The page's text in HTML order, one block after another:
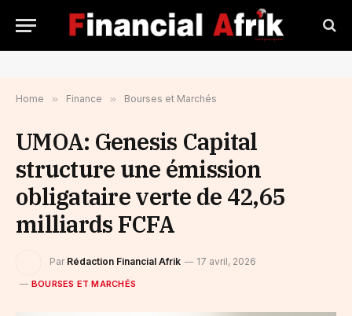
Home » Finance » Bourses et Marchés
UMOA: Genesis Capital
structure une émission
obligataire verte de 42,65
milliards FCFA
Par Rédaction Financial Afrik 17 avril, 2026
BOURSES ET MARCHÉS